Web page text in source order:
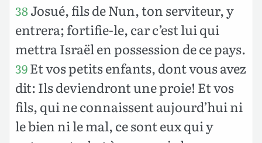
38Josué, fils de Nun, ton serviteur, y
entrera; fortifie-le, car c’est lui qui
mettra Israël en possession de ce pays.
39Et vos petits enfants, dont vous avez
dit: Ils deviendront une proie! Et vos
fils, qui ne connaissent aujourd’hui ni
le bien ni le mal, ce sont eux qui y